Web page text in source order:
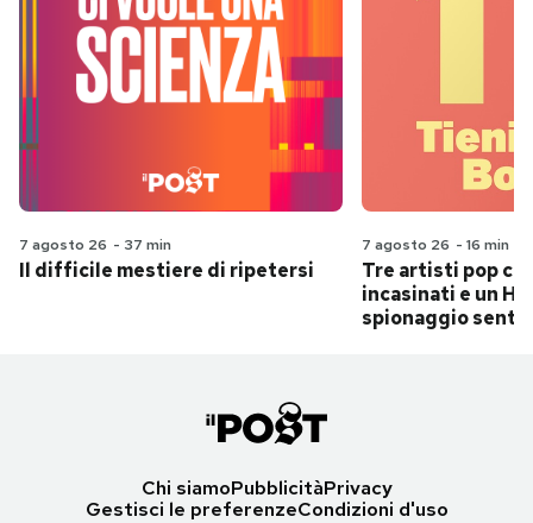
7 agosto 26 - 37 min
Il difficile mestiere di ripetersi
7 agosto 26 - 16 min
Tre artisti pop
incasinati e un
spionaggio
Chi siamoPubblicitàPrivacy
Gestisci le preferenzeCondizioni d'uso